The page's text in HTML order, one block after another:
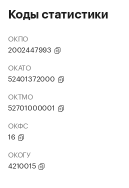
Коды статистики
ОКПО
2002447993
ОКАТО
52401372000
ОКТМО
52701000001
ОКФС
16
ОКОГУ
4210015